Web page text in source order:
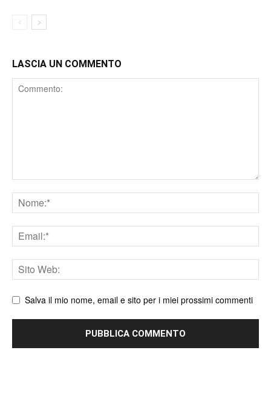
LASCIA UN COMMENTO
Comment
Nome
Email
Sito
web
Salva il mio nome, email e sito per i miei prossimi commenti